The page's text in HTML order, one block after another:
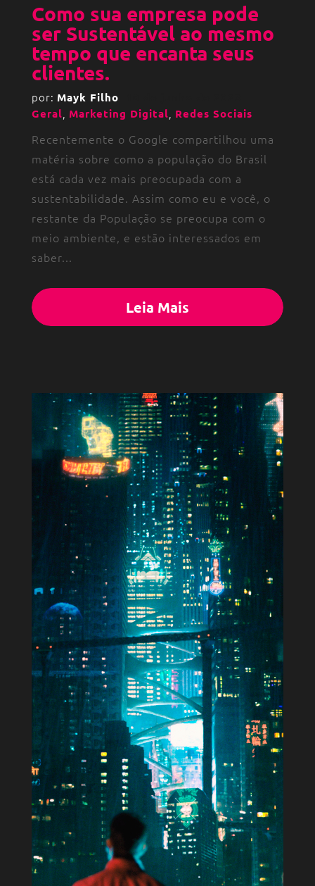
Como sua empresa pode
ser Sustentável ao mesmo
tempo que encanta seus
clientes.
por: Mayk Filho
Geral Marketing Digital Redes Sociais
Recentemente o Google compartilhou uma
matéria sobre como a população do Brasil
está cada vez mais preocupada com a
sustentabilidade. Assim como eu e você, o
restante da População se preocupa com o
meio ambiente, e estão interessados em
saber...
Leia Mais